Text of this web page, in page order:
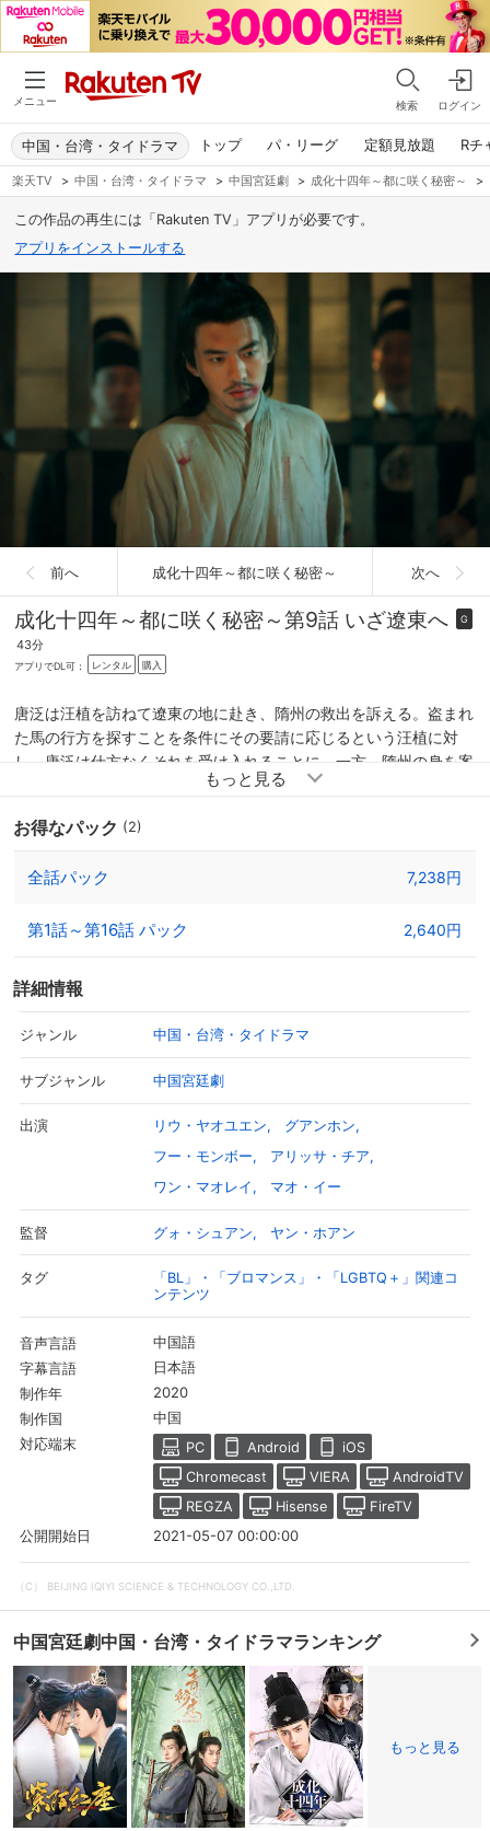
メニュー 検索 ログイン
トップ パ・リーグ 定額見放題 Rチ
中国・台湾・タイドラマ
会員設定 会員情報
楽天TV > 中国・台湾・タイドラマ > 中国宮廷劇 > 成化十四年～都に咲く秘密～ >
この作品の再生には「Rakuten TV」アプリが必要です。
アプリをインストールする
前へ 成化十四年～都に咲く秘密～ 次へ
成化十四年～都に咲く秘密～第9話 いざ遼東へ G
43分
アプリでDL可： レンタル 購入
唐泛は汪植を訪ねて遼東の地に赴き、隋州の救出を訴える。盗まれ
た馬の行方を探すことを条件にその要請に応じるという汪植に対
し、唐泛は仕方なくそれを受け入れることに。一方、隋州の身を案
じた汪植は、密かに部下の賈逵（かき）を吉安に派遣していた。隋
て隋州の正体を他の罪人たちに暴露する。隋州が役人だと知った囚
お得なパック (2)
全話パック 7,238円
第1話～第16話 パック 2,640円
詳細情報
ジャンル 中国・台湾・タイドラマ
サブジャンル 中国宮廷劇
出演 リウ・ヤオユエン
グアンホン
フー・モンボー
アリッサ・チア
ワン・マオレイ
マオ・イー
監督 グォ・シュアン ヤン・ホアン
タグ
「BL」・「ブロマンス」・「LGBTQ＋」関連コ
ンテンツ
音声言語 中国語
字幕言語 日本語
制作年 2020
制作国 中国
対応端末 PC Android
iOS
Chromecast
VIERA
AndroidTV
REGZA
Hisense
FireTV
公開開始日
2021-05-07 00:00:00
（C） BEIJING IQIYI SCIENCE & TECHNOLOGY CO.,LTD.
中国宮廷劇中国・台湾・タイドラマランキング
もっと見る